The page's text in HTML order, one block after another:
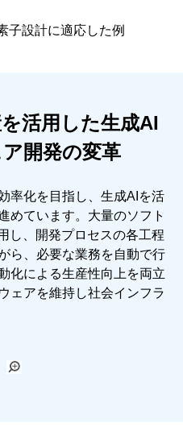
子設計に適応した例
活用した生成AI
開発の変革
率化を目指し、生成AIを活
めています。大量のソフト
し、開発プロセスの各工程
ら、必要な業務を自動で行
化による生産性向上を両立
ェアを維持し社会インフラ